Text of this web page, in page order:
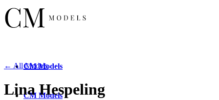
CMModels
CM Models
← All Models
Lina Hespeling